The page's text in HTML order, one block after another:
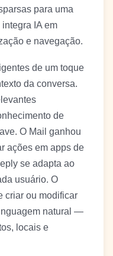
para uma
integra IA em
e navegação.
de um toque
da conversa.
de
O Mail ganhou
ações em apps de
se adapta ao
usuário. O
criar ou modificar
natural —
locais e